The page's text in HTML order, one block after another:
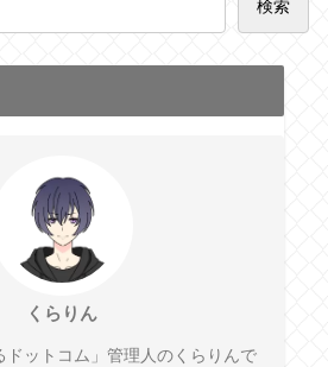
検索
くらりん
ドットコム」管理人のくらりんで